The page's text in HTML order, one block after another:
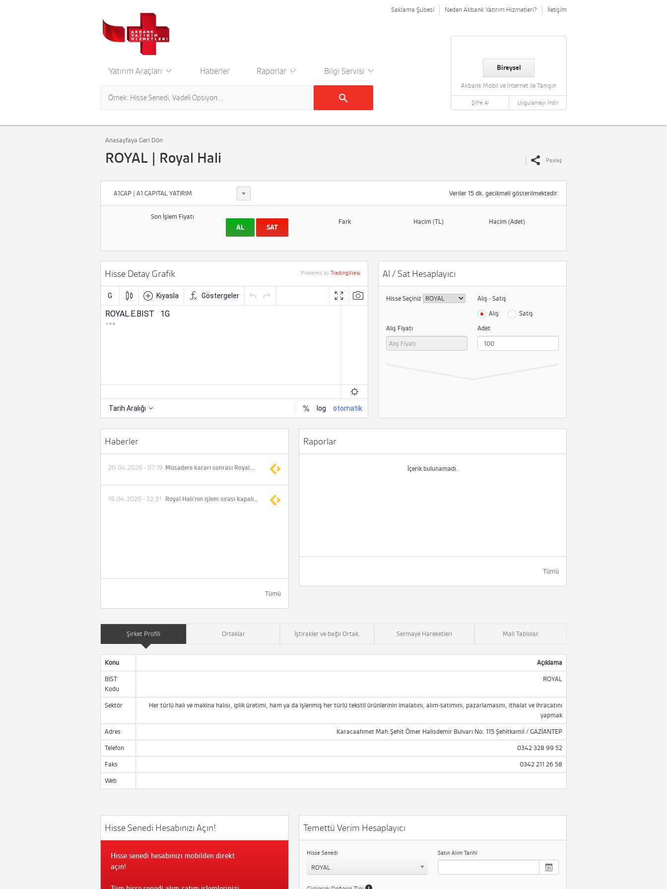
Saklama Şubesi Neden Akbank Yatırım Hizmetleri? İletişim
Bireysel
Akbank Mobil ve İnternet ile Tanışın
Şifre Al Uygulamayı İndir
Yatırım Araçları Haberler Raporlar Bilgi Servisi
Anasayfaya Geri Dön
ROYAL | Royal Hali Paylaş
A1CAP | A1 CAPITAL YATIRIM Veriler 15 dk. gecikmeli gösterilmektedir.
Son İşlem Fiyatı
AL SAT
Fark Hacim (TL) Hacim (Adet)
Hisse Detay Grafik Powered by TradingView Al / Sat Hesaplayıcı
Hisse Seçiniz
Alış - Satış
Alış
Satış
Alış Fiyatı
Adet
Haberler
Müsadere kararı sonrası Royal Halı, Hazine ve Maliye Bakanlığı adına tek ortaklı olarak Gaziantep Ticaret Sicil Müdürlüğü nezdinde tescil edildi
20.04.2026 - 07:19
Royal Halı'nın işlem sırası kapalı olan paylarının kottan çıkarılmasına karar verildi
19.04.2026 - 22:31
Tümü
Raporlar
İçerik bulunamadı.
Tümü
Şirket Profili Ortaklar İştirakler ve bağlı Ortak. Sermaye Hareketleri Mali Tablolar
Konu Açıklama
BIST
Kodu
ROYAL
Sektör
Her türlü halı ve makina halısı, iplik üretimi, ham ya da işlenmiş her türlü tekstil ürünlerinin imalatını, alım-satımını, pazarlamasını, ithalat ve ihracatını
yapmak
Adres Karacaahmet Mah.Şehit Ömer Halisdemir Bulvarı No: 115 Şehitkamil / GAZİANTEP
Telefon 0342 328 99 52
Faks 0342 211 26 58
Web
Hisse Senedi Hesabınızı Açın!
Hisse senedi hesabınızı mobilden direkt
açın!
Temettü Verim Hesaplayıcı
Hisse Senedi
ROYAL
Satın Alım Tarihi